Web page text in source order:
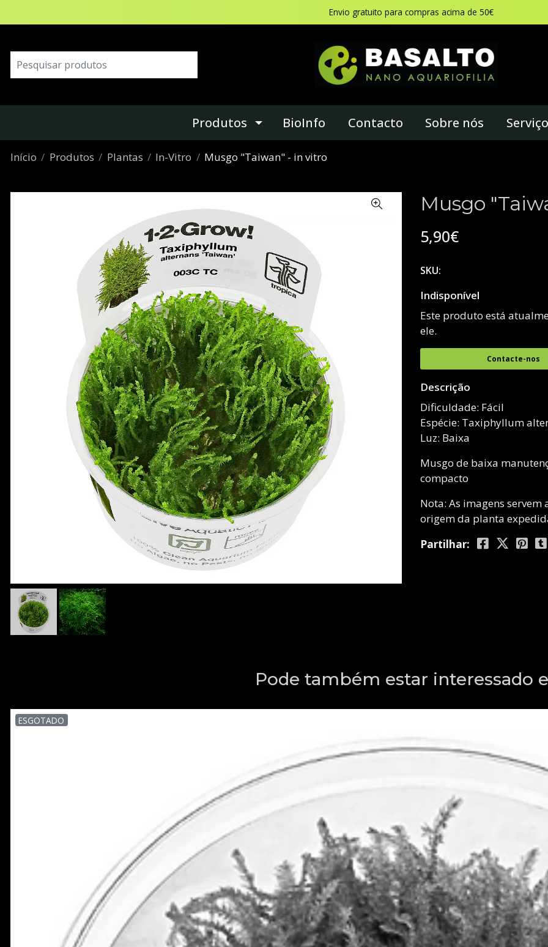
Envio gratuito para compras acima de 50€
Produtos BioInfo Contacto Sobre nós
Início Produtos Plantas In-Vitro Musgo "Taiwan" - in vitro
Musgo
5,90€
SKU:
Indisponível
Este produto está
ele.
Contacte-nos
Descrição
Dificuldade: Fácil
Espécie: Taxiphyllum
Luz: Baixa
Musgo de baixa
compacto
Nota: As imagens
origem da planta
Partilhar:
Pode também estar interessado
ESGOTADO